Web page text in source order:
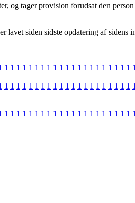
og tager provision forudsat den
siden sidste opdatering af sidens
1 1 1 1 1 1 1 1 1 1 1 1 1 1 1 1 1 1 1 1 1 1
1 1 1 1 1 1 1 1 1 1 1 1 1 1 1 1 1 1 1 1 1 1
1 1 1 1 1 1 1 1 1 1 1 1 1 1 1 1 1 1 1 1 1 1